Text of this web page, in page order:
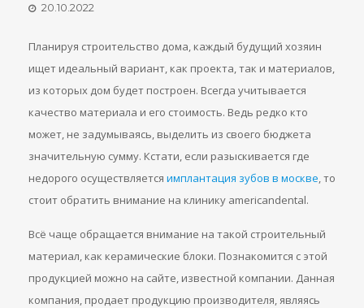
20.10.2022
Планируя строительство дома, каждый будущий хозяин
ищет идеальный вариант, как проекта, так и материалов,
из которых дом будет построен. Всегда учитывается
качество материала и его стоимость. Ведь редко кто
может, не задумываясь, выделить из своего бюджета
значительную сумму. Кстати, если разыскивается где
недорого осуществляется имплантация зубов в москве, то
стоит обратить внимание на клинику americandental.
Всё чаще обращается внимание на такой строительный
материал, как керамические блоки. Познакомится с этой
продукцией можно на сайте, известной компании. Данная
компания, продает продукцию производителя, являясь